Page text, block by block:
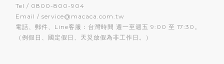
Tel / 0800-800-904
Email / service@macaca.com.tw
電話、郵件、Line客服：台灣時間 週一至週五 9:00 至 17:30。
（例假日、國定假日、天災放假為非工作日。）